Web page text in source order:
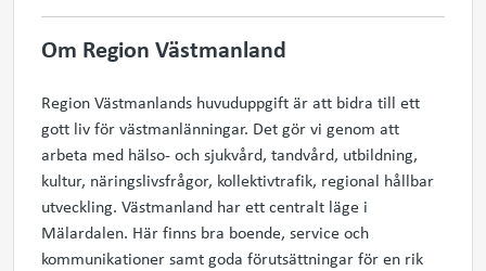
Om Region Västmanland
Region Västmanlands huvuduppgift är att bidra till ett
gott liv för västmanlänningar. Det gör vi genom att
arbeta med hälso- och sjukvård, tandvård, utbildning,
kultur, näringslivsfrågor, kollektivtrafik, regional hållbar
utveckling. Västmanland har ett centralt läge i
Mälardalen. Här finns bra boende, service och
kommunikationer samt goda förutsättningar för en rik